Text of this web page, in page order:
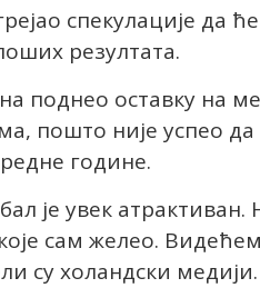
спекулације да
резултата.
поднео оставку на
пошто није успео
године.
је увек
сам желео.
су холандски медији.